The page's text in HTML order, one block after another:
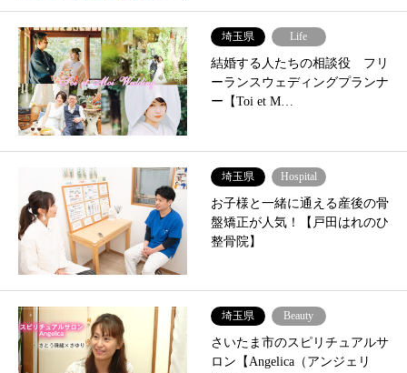
埼玉県 Life
結婚する人たちの相談役 フリ
ーランスウェディングプランナ
ー【Toi et M…
埼玉県 Hospital
お子様と一緒に通える産後の骨
盤矯正が人気！【戸田はれのひ
整骨院】
埼玉県 Beauty
さいたま市のスピリチュアルサ
ロン【Angelica（アンジェリ